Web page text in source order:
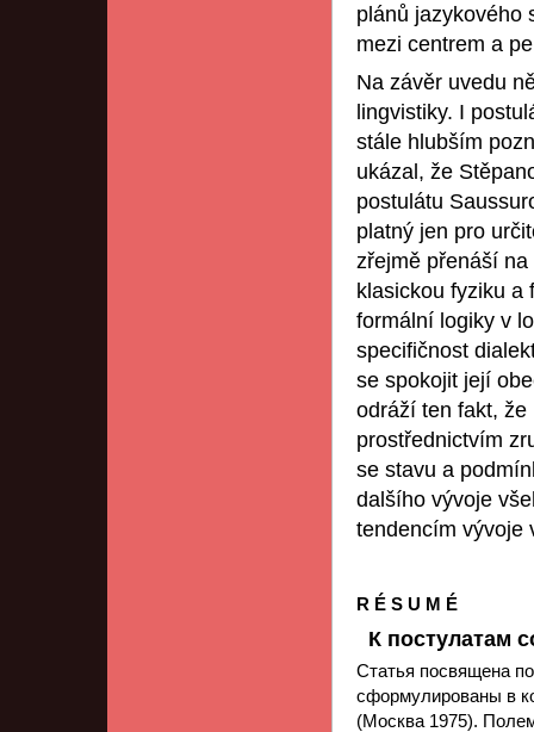
plánů jazykového
mezi centrem a
Na závěr uvedu
lingvistiky. I
stále hlubším
ukázal, že
postulátu
platný jen pro
zřejmě přenáší
klasickou fyziku a
formální logiky v
specifičnost
se spokojit její
odráží ten fakt,
prostřednictvím
se stavu a
dalšího vývoje
tendencím vývoje
R É S U M É
К постулатам
Статья посвящена
сформулированы в
(Москва 1975).